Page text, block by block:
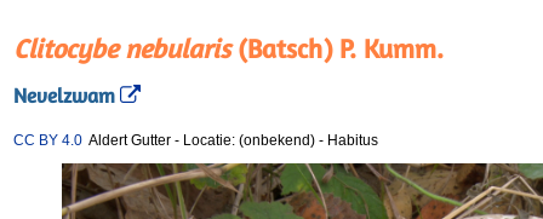
Clitocybe nebularis(Batsch) P. Kumm.
Nevelzwam
CC BY 4.0 Aldert Gutter - Locatie: (onbekend) - Habitus